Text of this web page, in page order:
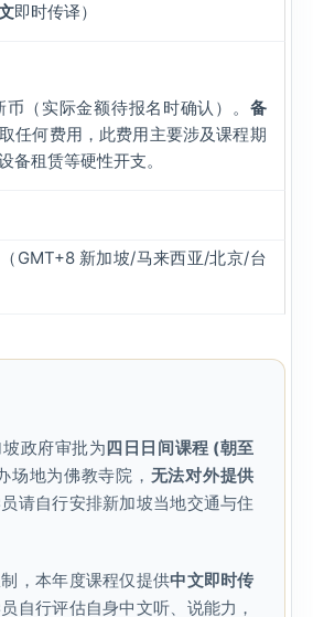
即时传译）
（实际金额待报名时确认）。 备
任何费用，此费用主要涉及课程期
备租赁等硬性开支。
GMT+8 新加坡/马来西亚/北京/台
政府审批为 四日日间课程 (朝至
场地为佛教寺院， 无法对外提供
请自行安排新加坡当地交通与住
，本年度课程仅提供中文即时传
自行评估自身中文听、说能力，